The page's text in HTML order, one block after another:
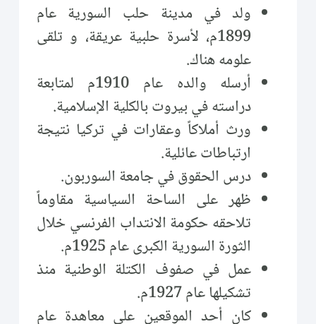
ولد في مدينة حلب السورية عام
1899م، لأسرة حلبية عريقة، و تلقى
علومه هناك.
أرسله والده عام 1910م لمتابعة
دراسته في بيروت بالكلية الإسلامية.
ورث أملاكاً وعقارات في تركيا نتيجة
ارتباطات عائلية.
درس الحقوق في جامعة السوربون.
ظهر على الساحة السياسية مقاوماً
تلاحقه حكومة الانتداب الفرنسي خلال
الثورة السورية الكبرى عام 1925م.
عمل في صفوف الكتلة الوطنية منذ
تشكيلها عام 1927م.
كان أحد الموقعين على معاهدة عام